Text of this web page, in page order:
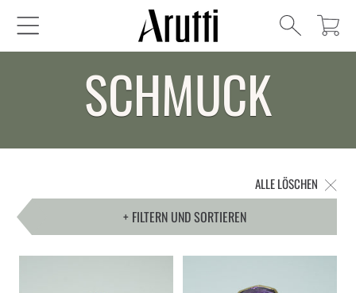
Warenkorb
KOLLEKTION:
SCHMUCK
ALLE LÖSCHEN
+ FILTERN UND SORTIEREN